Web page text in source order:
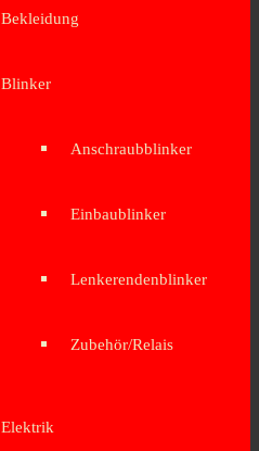
Bekleidung
Blinker
Anschraubblinker
Einbaublinker
Lenkerendenblinker
Zubehör/Relais
Elektrik